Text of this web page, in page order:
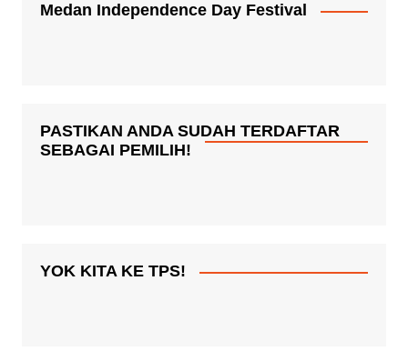
Medan Independence Day Festival
PASTIKAN ANDA SUDAH TERDAFTAR
SEBAGAI PEMILIH!
YOK KITA KE TPS!